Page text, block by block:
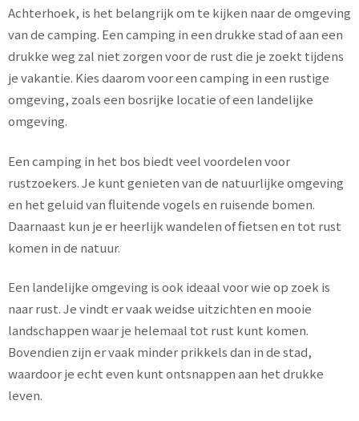
Achterhoek, is het belangrijk om te kijken naar de omgeving
van de camping. Een camping in een drukke stad of aan een
drukke weg zal niet zorgen voor de rust die je zoekt tijdens
je vakantie. Kies daarom voor een camping in een rustige
omgeving, zoals een bosrijke locatie of een landelijke
omgeving.
Een camping in het bos biedt veel voordelen voor
rustzoekers. Je kunt genieten van de natuurlijke omgeving
en het geluid van fluitende vogels en ruisende bomen.
Daarnaast kun je er heerlijk wandelen of fietsen en tot rust
komen in de natuur.
Een landelijke omgeving is ook ideaal voor wie op zoek is
naar rust. Je vindt er vaak weidse uitzichten en mooie
landschappen waar je helemaal tot rust kunt komen.
Bovendien zijn er vaak minder prikkels dan in de stad,
waardoor je echt even kunt ontsnappen aan het drukke
leven.